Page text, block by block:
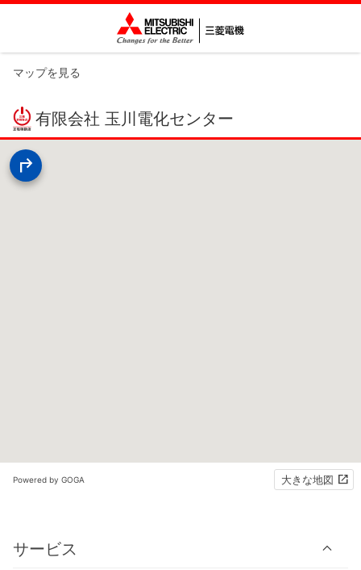
マップを見る
有限会社 玉川電化センター
Powered by GOGA 大きな地図
サービス